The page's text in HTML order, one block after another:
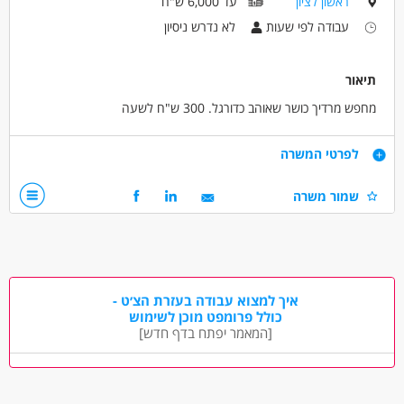
עבודה ללא ניסיון
מתאים כעבודה שניה
משרה חלקית
עבודת משמרות עבודה לפי שעות
עבודה לפי שעות
לא נדרש ניסיון
תיאור
מחפש מרדיך כושר שאוהב כדורגל. 300 ש"ח לשעה
דרישות
מאפייני משרה
עבודה בשעות גמישות
עבודה ללא ניסיון
אקדמאים ללא נסיון
בני 50 פלוס
בני 40 פלוס
לפרטי המשרה
שמור משרה
איך למצוא עבודה בעזרת הצ׳ט -
כולל פרומפט מוכן לשימוש
[המאמר יפתח בדף חדש]